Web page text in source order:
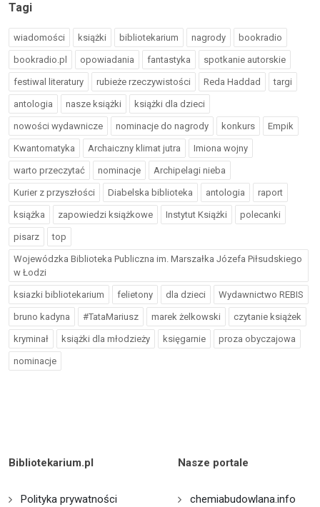
Tagi
wiadomości książki bibliotekarium nagrody bookradio
bookradio.pl opowiadania fantastyka spotkanie autorskie
festiwal literatury rubieże rzeczywistości Reda Haddad targi
antologia nasze książki książki dla dzieci
nowości wydawnicze nominacje do nagrody konkurs Empik
Kwantomatyka Archaiczny klimat jutra Imiona wojny
warto przeczytać nominacje Archipelagi nieba
Kurier z przyszłości Diabelska biblioteka antologia raport
książka zapowiedzi książkowe Instytut Książki polecanki
pisarz top
Wojewódzka Biblioteka Publiczna im. Marszałka Józefa Piłsudskiego
w Łodzi
ksiazki bibliotekarium felietony dla dzieci Wydawnictwo REBIS
bruno kadyna #TataMariusz marek żelkowski czytanie książek
kryminał książki dla młodzieży księgarnie proza obyczajowa
nominacje
Bibliotekarium.pl
Polityka prywatności
Nasze portale
chemiabudowlana.info